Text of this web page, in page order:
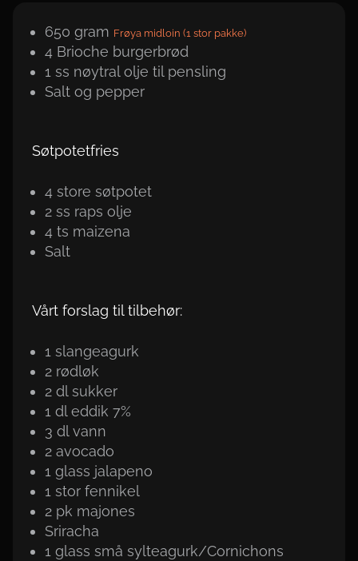
650 gram Frøya midloin (1 stor pakke)
4 Brioche burgerbrød
1 ss nøytral olje til pensling
Salt og pepper
Søtpotetfries
4 store søtpotet
2 ss raps olje
4 ts maizena
Salt
Vårt forslag til tilbehør:
1 slangeagurk
2 rødløk
2 dl sukker
1 dl eddik 7%
3 dl vann
2 avocado
1 glass jalapeno
1 stor fennikel
2 pk majones
Sriracha
1 glass små sylteagurk/Cornichons